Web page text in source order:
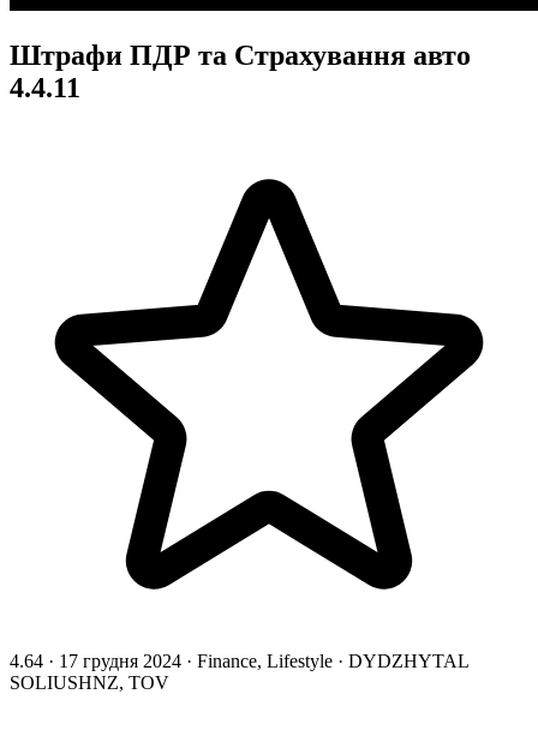
Штрафи ПДР та Страхування авто
4.4.11
4.64 · 17 грудня 2024 · Finance, Lifestyle · DYDZHYTAL
SOLIUSHNZ, TOV